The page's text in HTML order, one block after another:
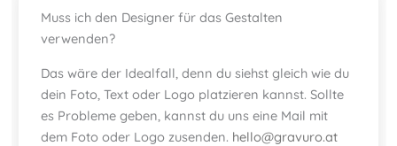
Muss ich den Designer für das Gestalten
verwenden?
Das wäre der Idealfall, denn du siehst gleich wie du
dein Foto, Text oder Logo platzieren kannst. Sollte
es Probleme geben, kannst du uns eine Mail mit
dem Foto oder Logo zusenden. hello@gravuro.at